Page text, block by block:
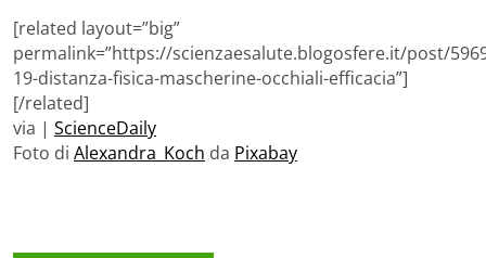
[related layout=”big”
permalink=”https://scienzaesalute.blogosfere.it/post/
19-distanza-fisica-mascherine-occhiali-efficacia”]
[/related]
via | ScienceDaily
Foto di Alexandra_Koch da Pixabay